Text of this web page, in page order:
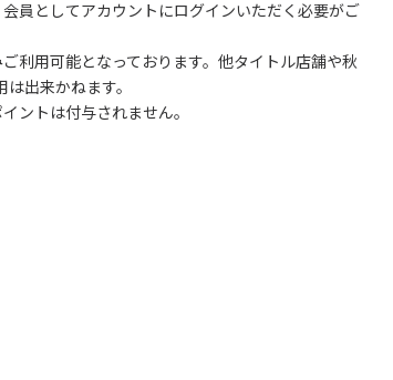
員としてアカウントにログインいただく必要がご
利用可能となっております。他タイトル店舗や秋
出来かねます。
ントは付与されません。